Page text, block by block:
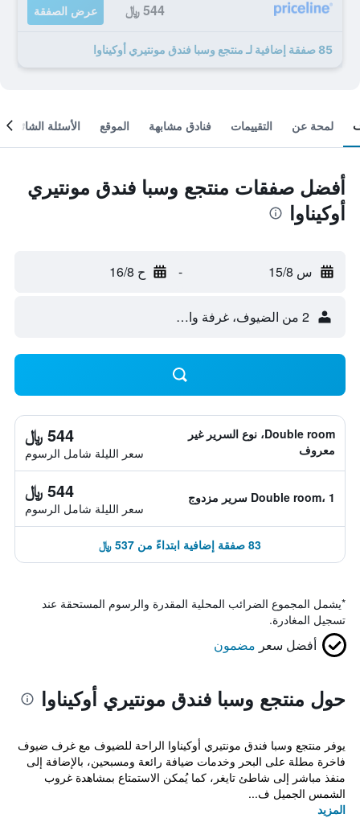
544 ﷼ عرض الصفقة
85 صفقة إضافية لـ منتجع وسبا فندق مونتيري أوكيناوا
لمحة عن التقييمات فنادق مشابهة الموقع الأسئلة الشائعة
أفضل صفقات منتجع وسبا فندق مونتيري
أوكيناوا
س 15/8 - ح 16/8
2 من الضيوف، غرفة واحدة
Double room، نوع السرير غير
معروف
544 ﷼
سعر الليلة شامل الرسوم
Double room، 1 سرير مزدوج 544 ﷼
سعر الليلة شامل الرسوم
83 صفقة إضافية ابتداءً من 537 ﷼
*يشمل المجموع الضرائب المحلية المقدرة والرسوم المستحقة عند
تسجيل المغادرة.
أفضل سعر مضمون
حول منتجع وسبا فندق مونتيري أوكيناوا
يوفر منتجع وسبا فندق مونتيري أوكيناوا الراحة للضيوف مع غرف ضيوف
فاخرة مطلة على البحر وخدمات ضيافة رائعة ومسبحين، بالإضافة إلى
منفذ مباشر إلى شاطئ تايغر، كما يُمكن الاستمتاع بمشاهدة غروب
الشمس الجميل ف...
المزيد